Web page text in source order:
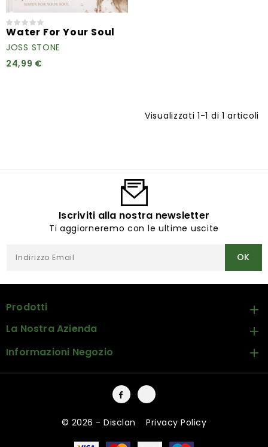
Water For Your Soul
JOSS STONE
24,99 €
Visualizzati 1-1 di 1 articoli
Iscriviti alla nostra newsletter
Ti aggiorneremo con le ultime uscite
Prodotti 
La Nostra Azienda 
Informazioni Negozio 
Facebook
© 2026 - Disclan -Privacy Policy